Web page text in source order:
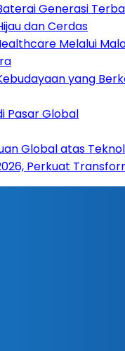
Generasi
dan Cerdas
Melalui
yang
Pasar Global
Global atas
Perkuat